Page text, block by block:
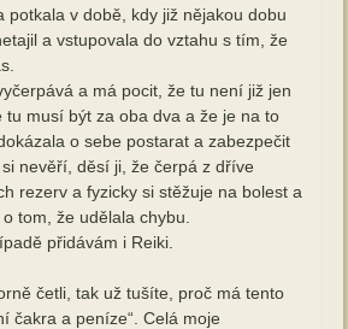
potkala v době, kdy již nějakou dobu
a vstupovala do vztahu s tím, že
a má pocit, že tu není již jen
tu musí být za oba dva a že je na to
o sebe postarat a zabezpečit
nevěří, děsí ji, že čerpá z dříve
rezerv a fyzicky si stěžuje na bolest a
tom, že udělala chybu.
přidávám i Reiki.
četli, tak už tušíte, proč má tento
čakra a peníze“. Celá moje